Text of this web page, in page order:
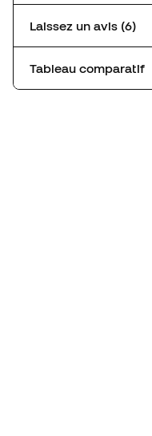
Laissez un avis (6)
Tableau comparatif